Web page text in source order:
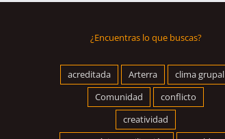
¿Encuentras lo que buscas?
acreditada Arterra
clima grupal
Comunidad
conflicto
creatividad